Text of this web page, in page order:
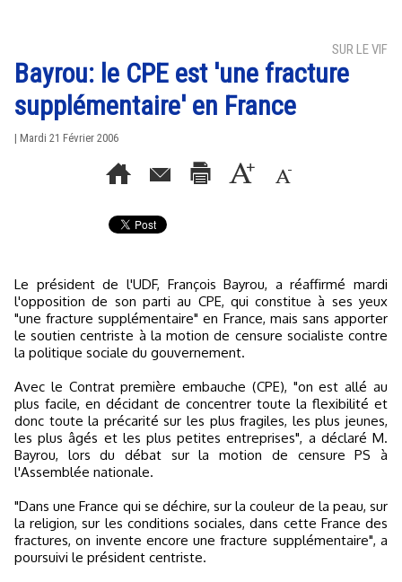
SUR LE VIF
Bayrou: le CPE est 'une fracture
supplémentaire' en France
| Mardi 21 Février 2006
Le président de l'UDF, François Bayrou, a réaffirmé mardi
l'opposition de son parti au CPE, qui constitue à ses yeux
"une fracture supplémentaire" en France, mais sans apporter
le soutien centriste à la motion de censure socialiste contre
la politique sociale du gouvernement.
Avec le Contrat première embauche (CPE), "on est allé au
plus facile, en décidant de concentrer toute la flexibilité et
donc toute la précarité sur les plus fragiles, les plus jeunes,
les plus âgés et les plus petites entreprises", a déclaré M.
Bayrou, lors du débat sur la motion de censure PS à
l'Assemblée nationale.
"Dans une France qui se déchire, sur la couleur de la peau, sur
la religion, sur les conditions sociales, dans cette France des
fractures, on invente encore une fracture supplémentaire", a
poursuivi le président centriste.